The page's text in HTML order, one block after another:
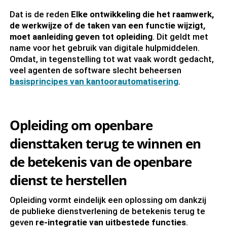
Dat is de reden Elke ontwikkeling die het raamwerk,
de werkwijze of de taken van een functie wijzigt,
moet aanleiding geven tot opleiding. Dit geldt met
name voor het gebruik van digitale hulpmiddelen.
Omdat, in tegenstelling tot wat vaak wordt gedacht,
veel agenten de software slecht beheersen
basisprincipes van kantoorautomatisering.
Opleiding om openbare
diensttaken terug te winnen en
de betekenis van de openbare
dienst te herstellen
Opleiding vormt eindelijk een oplossing om dankzij
de publieke dienstverlening de betekenis terug te
geven re-integratie van uitbestede functies.